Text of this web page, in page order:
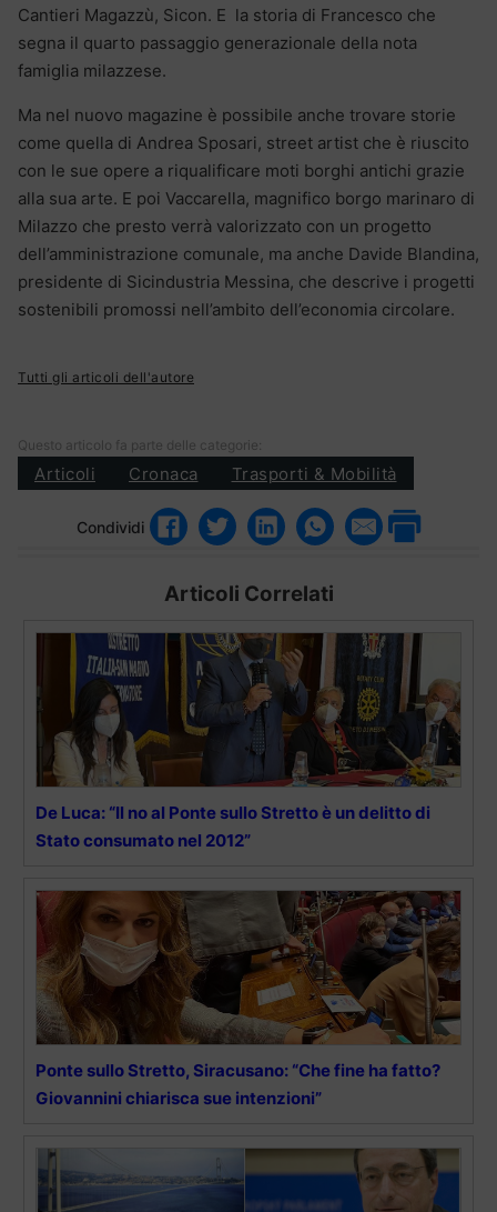
Cantieri Magazzù, Sicon. E la storia di Francesco che
segna il quarto passaggio generazionale della nota
famiglia milazzese.
Ma nel nuovo magazine è possibile anche trovare storie
come quella di Andrea Sposari, street artist che è riuscito
con le sue opere a riqualificare moti borghi antichi grazie
alla sua arte. E poi Vaccarella, magnifico borgo marinaro di
Milazzo che presto verrà valorizzato con un progetto
dell’amministrazione comunale, ma anche Davide Blandina,
presidente di Sicindustria Messina, che descrive i progetti
sostenibili promossi nell’ambito dell’economia circolare.
Tutti gli articoli dell'autore
Questo articolo fa parte delle categorie:
Articoli Cronaca Trasporti & Mobilità
Condividi
Articoli Correlati
De Luca: “Il no al Ponte sullo Stretto è un delitto di
Stato consumato nel 2012”
Ponte sullo Stretto, Siracusano: “Che fine ha fatto?
Giovannini chiarisca sue intenzioni”